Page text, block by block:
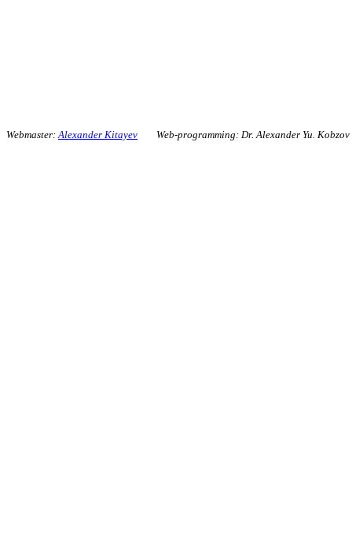
Webmaster:Alexander Kitayev Web-programming: Dr. Alexander Yu.